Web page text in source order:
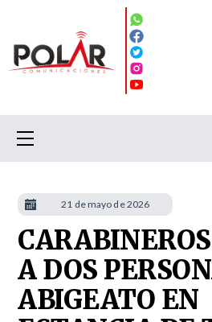
A DOS
ABIGEATO EN
21 de mayo de 2026